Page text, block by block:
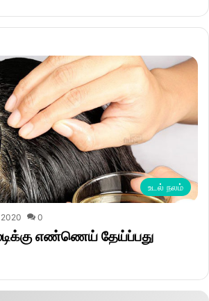
உடல் நலம்
0
எண்ணெய் தேய்ப்பது